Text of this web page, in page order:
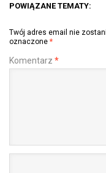
POWIĄZANE TEMATY:
Twój adres email nie
oznaczone *
Komentarz *